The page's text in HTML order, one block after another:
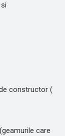
constructor (
care